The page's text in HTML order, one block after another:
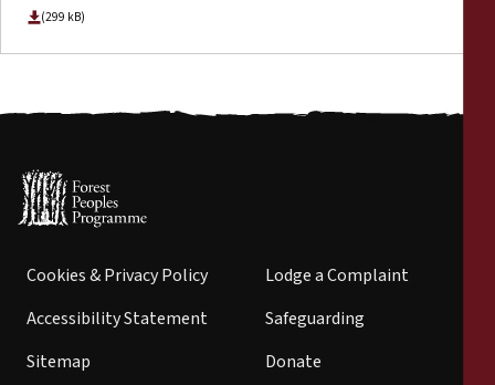
(299 kB)
Cookies & Privacy Policy
Accessibility Statement
Sitemap
Lodge a Complaint
Safeguarding
Donate